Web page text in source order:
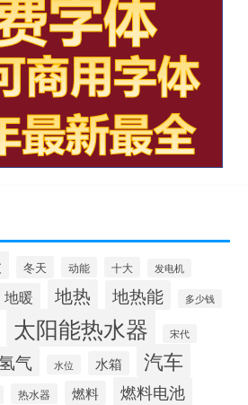
冬天 动能 十大 发电机
地暖 地热 地热能 多少钱
太阳能热水器 宋代
气 水位 水箱 汽车
热水器 燃料
燃料电池